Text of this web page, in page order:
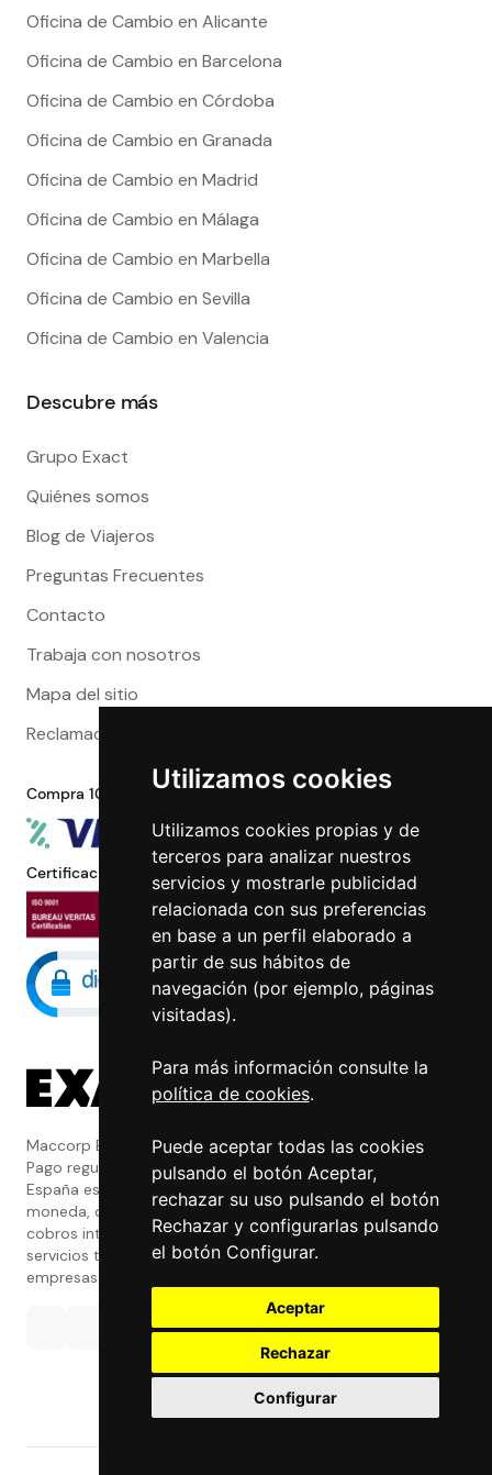
Utilizamos cookies
Utilizamos cookies propias y de
terceros para analizar nuestros
servicios y mostrarle publicidad
relacionada con sus preferencias
en base a un perfil elaborado a
partir de sus hábitos de
navegación (por ejemplo, páginas
visitadas).
Para más información consulte la
política de cookies.
Puede aceptar todas las cookies
pulsando el botón Aceptar,
rechazar su uso pulsando el botón
Rechazar y configurarlas pulsando
el botón Configurar.
Aceptar
Rechazar
Configurar
Oficina de Cambio en Alicante
Oficina de Cambio en Barcelona
Oficina de Cambio en Córdoba
Oficina de Cambio en Granada
Oficina de Cambio en Madrid
Oficina de Cambio en Málaga
Oficina de Cambio en Marbella
Oficina de Cambio en Sevilla
Oficina de Cambio en Valencia
Descubre más
Grupo Exact
Quiénes somos
Blog de Viajeros
Preguntas Frecuentes
Contacto
Trabaja con nosotros
Mapa del sitio
Reclamaciones
Compra 100% segura
Certificaciones
Maccorp Exact Change es una Entidad de
Pago regulada y con licencia del Banco de
España especializada en cambio de
moneda, divisas, transferencias, pagos y
cobros internacionales que presta estos
servicios tanto a particulares como a
empresas.